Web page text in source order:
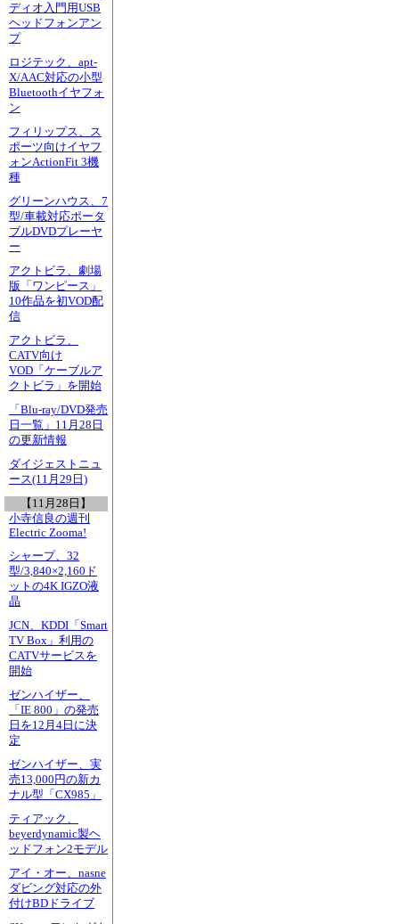
ディオ入門用USB
ヘッドフォンアン
プ
ロジテック、apt-
X/AAC対応の小型
Bluetoothイヤフォ
ン
フィリップス、ス
ポーツ向けイヤフ
ォンActionFit 3機
種
グリーンハウス、7
型/車載対応ポータ
ブルDVDプレーヤ
ー
アクトビラ、劇場
版「ワンピース」
10作品を初VOD配
信
アクトビラ、
CATV向け
VOD「ケーブルア
クトビラ」を開始
「Blu-ray/DVD発売
日一覧」11月28日
の更新情報
ダイジェストニュ
ース(11月29日)
【11月28日】
小寺信良の週刊
Electric Zooma!
シャープ、32
型/3,840×2,160ド
ットの4K IGZO液
晶
JCN、KDDI「Smart
TV Box」利用の
CATVサービスを
開始
ゼンハイザー、
「IE 800」の発売
日を12月4日に決
定
ゼンハイザー、実
売13,000円の新カ
ナル型「CX985」
ティアック、
beyerdynamic製ヘ
ッドフォン2モデル
アイ・オー、nasne
ダビング対応の外
付けBDドライブ